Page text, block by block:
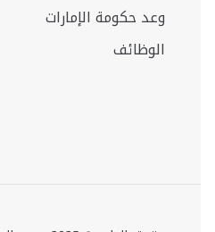
وعد حكومة الإمارات
الوظائف